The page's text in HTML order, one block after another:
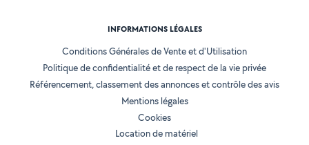
INFORMATIONS LÉGALES
Conditions Générales de Vente et d'Utilisation
Politique de confidentialité et de respect de la vie privée
Référencement, classement des annonces et contrôle des avis
Mentions légales
Cookies
Location de matériel